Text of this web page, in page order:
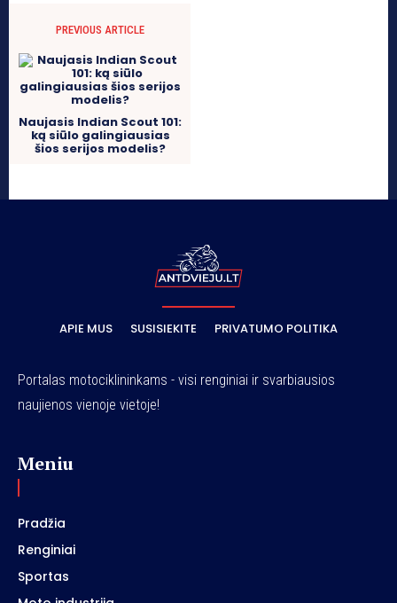
PREVIOUS ARTICLE
Naujasis Indian Scout 101:
ką siūlo galingiausias
šios serijos modelis?
APIE MUS SUSISIEKITE PRIVATUMO POLITIKA
Portalas motociklininkams - visi renginiai ir svarbiausios
naujienos vienoje vietoje!
Meniu
Pradžia
Renginiai
Sportas